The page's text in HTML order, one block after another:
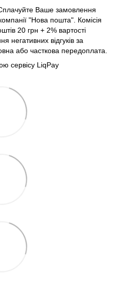
Ваше замовлення
"Нова пошта". Комісія
20 грн + 2% вартості
негативних відгуків за
або часткова передоплата.
сервісу LiqPay